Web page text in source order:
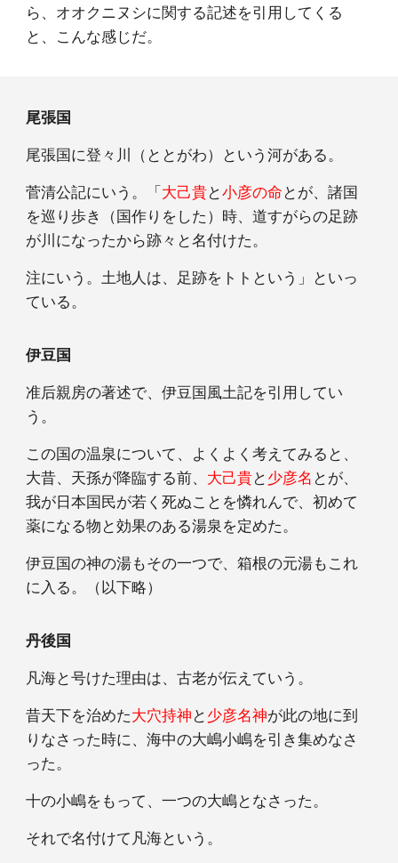
ら、オオクニヌシに関する記述を引用してくる
と、こんな感じだ。
尾張国
尾張国に登々川（ととがわ）という河がある。
菅清公記にいう。「大己貴と小彦の命とが、諸国
を巡り歩き（国作りをした）時、道すがらの足跡
が川になったから跡々と名付けた。
注にいう。土地人は、足跡をトトという」といっ
ている。
伊豆国
准后親房の著述で、伊豆国風土記を引用してい
う。
この国の温泉について、よくよく考えてみると、
大昔、天孫が降臨する前、 大己貴と少彦名 とが、
我が日本国民が若く死ぬことを憐れんで、初めて
薬になる物と効果のある湯泉を定めた。
伊豆国の神の湯もその一つで、箱根の元湯もこれ
に入る。（以下略）
丹後国
凡海と号けた理由は、古老が伝えていう。
昔天下を治めた大穴持神と少彦名神が此の地に到
りなさった時に、海中の大嶋小嶋を引き集めなさ
った。
十の小嶋をもって、一つの大嶋となさった。
それで名付けて凡海という。